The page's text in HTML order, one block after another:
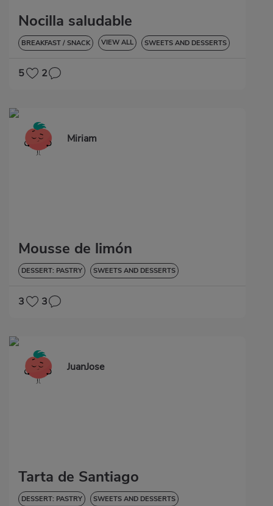
Nocilla saludable
BREAKFAST / SNACK VIEW ALL
SWEETS AND DESSERTS
5 2
Miriam
Mousse de limón
DESSERT: PASTRY SWEETS AND DESSERTS
3 3
JuanJose
Tarta de Santiago
DESSERT: PASTRY SWEETS AND DESSERTS